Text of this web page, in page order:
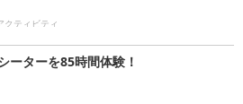
クティビティ
ーターを85時間体験！